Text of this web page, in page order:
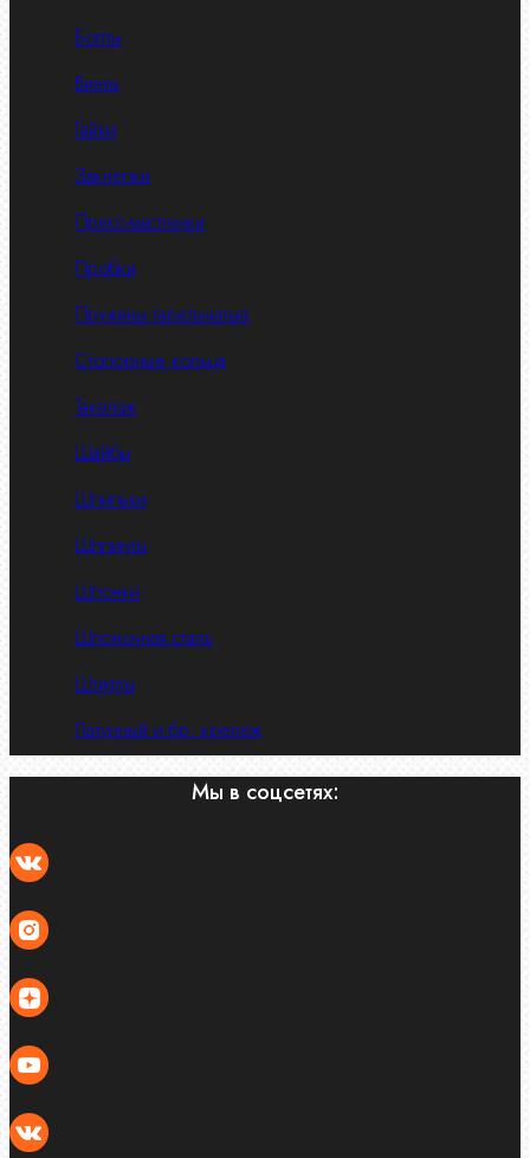
Болты
Винты
Гайки
Заклепки
Пресс-масленки
Пробки
Пружины тарельчатые
Стопорные кольца
Такелаж
Шайбы
Шпильки
Шплинты
Шпонки
Шпоночная сталь
Штифты
Латунный и бр. крепеж
Мы в соцсетях: